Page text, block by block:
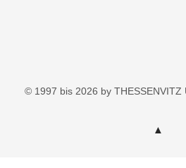
© 1997 bis 2026 by